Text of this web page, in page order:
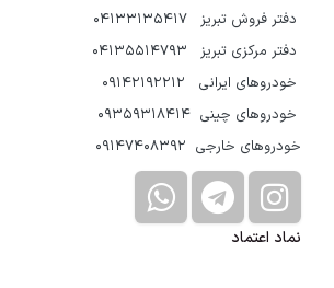
دفتر فروش تبریز 04133135417
دفتر مرکزی تبریز 04135514793
خودروهای ایرانی 09142192212
خودروهای چینی 09359318414
خودروهای خارجی 09147408392
نماد اعتماد